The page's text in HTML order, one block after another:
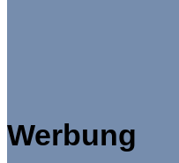
Werbung